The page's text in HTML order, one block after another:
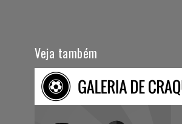
Veja também